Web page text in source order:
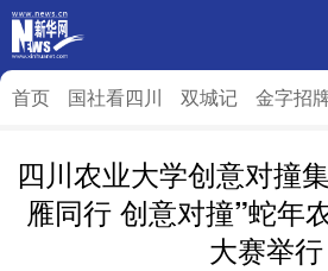
首页 国社看四川 双城记 金字招
四川农业大学创意对
雁同行 创意对撞”蛇年
大赛举行